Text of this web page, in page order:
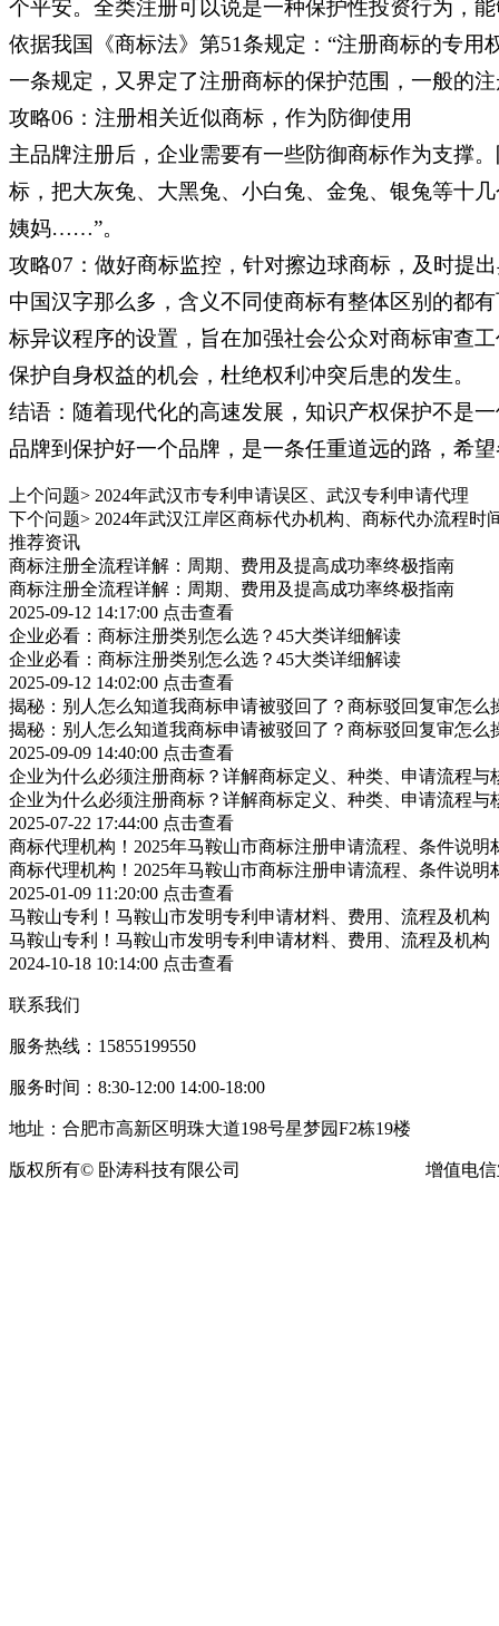
个平安。全类注册可以说是一种保护性投资行为，
依据我国《商标法》第51条规定：“注册商标的专
一条规定，又界定了注册商标的保护范围，一般的
攻略06：注册相关近似商标，作为防御使用
主品牌注册后，企业需要有一些防御商标作为支撑
标，把大灰兔、大黑兔、小白兔、金兔、银兔等十
姨妈……”。
攻略07：做好商标监控，针对擦边球商标，及时提
中国汉字那么多，含义不同使商标有整体区别的都
标异议程序的设置，旨在加强社会公众对商标审查
保护自身权益的机会，杜绝权利冲突后患的发生。
结语：随着现代化的高速发展，知识产权保护不是
品牌到保护好一个品牌，是一条任重道远的路，希
上个问题> 2024年武汉市专利申请误区、武汉专利申请代理
下个问题> 2024年武汉江岸区商标代办机构、商标代办流程时
推荐资讯
商标注册全流程详解：周期、费用及提高成功率终极指南
商标注册全流程详解：周期、费用及提高成功率终极指南
2025-09-12 14:17:00 点击查看
企业必看：商标注册类别怎么选？45大类详细解读
企业必看：商标注册类别怎么选？45大类详细解读
2025-09-12 14:02:00 点击查看
揭秘：别人怎么知道我商标申请被驳回了？商标驳回复审怎么
揭秘：别人怎么知道我商标申请被驳回了？商标驳回复审怎么
2025-09-09 14:40:00 点击查看
企业为什么必须注册商标？详解商标定义、种类、申请流程与
企业为什么必须注册商标？详解商标定义、种类、申请流程与
2025-07-22 17:44:00 点击查看
商标代理机构！2025年马鞍山市商标注册申请流程、条件说明
商标代理机构！2025年马鞍山市商标注册申请流程、条件说明
2025-01-09 11:20:00 点击查看
马鞍山专利！马鞍山市发明专利申请材料、费用、流程及机构
马鞍山专利！马鞍山市发明专利申请材料、费用、流程及机构
2024-10-18 10:14:00 点击查看
联系我们
服务热线：15855199550
服务时间：8:30-12:00 14:00-18:00
地址：合肥市高新区明珠大道198号星梦园F2栋19楼
版权所有© 卧涛科技有限公司 增值电